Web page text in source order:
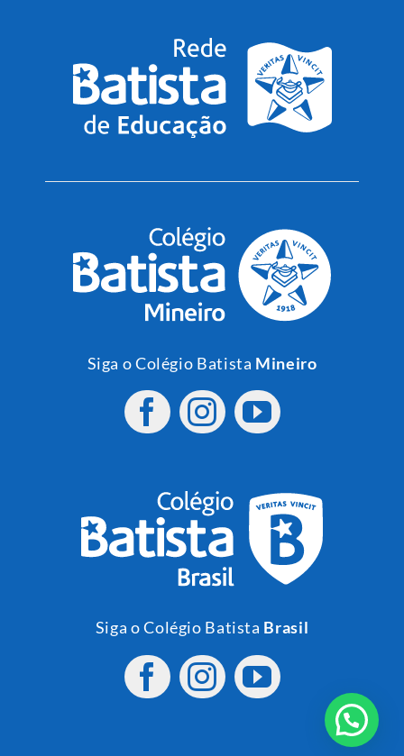
Siga o Colégio Batista Mineiro
Siga o Colégio Batista Brasil